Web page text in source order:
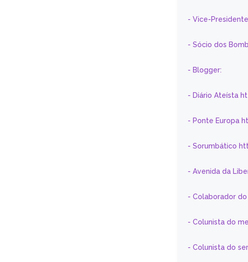
- Vice-
- Sócio dos
- Blogger:
- Diário Ateísta
- Ponte Europa
- Sorumbático
- Avenida da
- Colaborador
- Colunista do
- Colunista do